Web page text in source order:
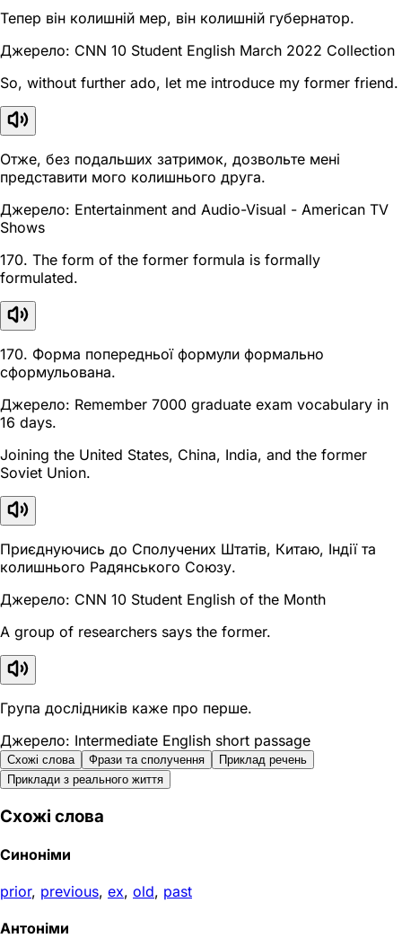
Тепер він колишній мер, він колишній губернатор.
Джерело: CNN 10 Student English March 2022 Collection
So, without further ado, let me introduce my former friend.
Отже, без подальших затримок, дозвольте мені
представити мого колишнього друга.
Джерело: Entertainment and Audio-Visual - American TV
Shows
170. The form of the former formula is formally
formulated.
170. Форма попередньої формули формально
сформульована.
Джерело: Remember 7000 graduate exam vocabulary in
16 days.
Joining the United States, China, India, and the former
Soviet Union.
Приєднуючись до Сполучених Штатів, Китаю, Індії та
колишнього Радянського Союзу.
Джерело: CNN 10 Student English of the Month
A group of researchers says the former.
Група дослідників каже про перше.
Джерело: Intermediate English short passage
Схожі слова Фрази та сполучення
Приклад речень
Приклади з реального життя
Схожі слова
Синоніми
prior, previous, ex, old, past
Антоніми